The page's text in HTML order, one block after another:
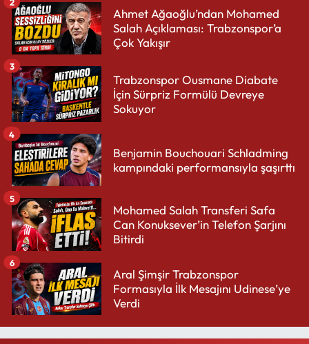
Ahmet Ağaoğlu’ndan Mohamed
Salah Açıklaması: Trabzonspor’a
Çok Yakışır
Trabzonspor Ousmane Diabate
İçin Sürpriz Formülü Devreye
Sokuyor
3
Benjamin Bouchouari Schladming
kampındaki performansıyla şaşırttı
4
Mohamed Salah Transferi Safa
Can Konuksever’in Telefon Şarjını
Bitirdi
5
Aral Şimşir Trabzonspor
Formasıyla İlk Mesajını Udinese’ye
Verdi
6